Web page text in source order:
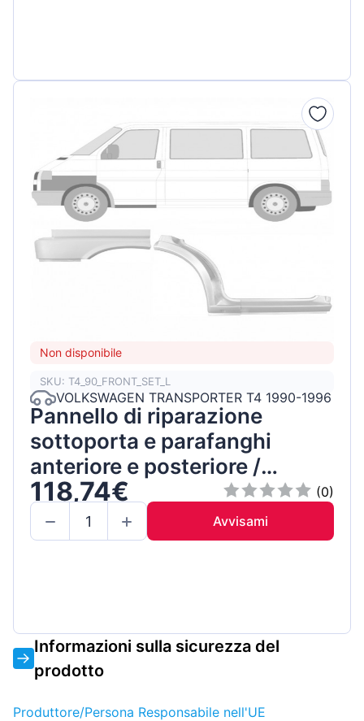
Non disponibile
SKU: T4_90_FRONT_SET_L
VOLKSWAGEN TRANSPORTER T4 1990-1996
Pannello di riparazione
sottoporta e parafanghi
anteriore e posteriore /
Sinistra / Set
118,74€
(0)
Avvisami
Informazioni sulla sicurezza del
prodotto
Produttore/Persona Responsabile nell'UE